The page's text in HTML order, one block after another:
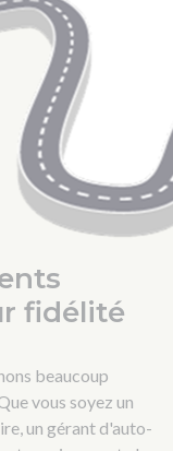
fidélité
beaucoup
vous soyez un
un gérant d'auto-